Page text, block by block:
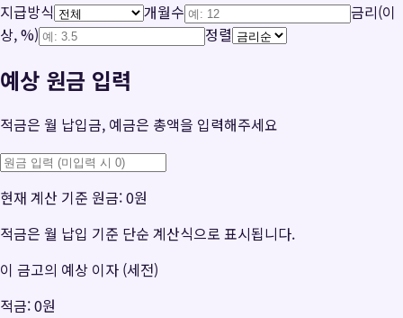
지급방식 개월수
금리(이
상, %)
정렬
예상 원금 입력
적금은 월 납입금, 예금은 총액을 입력해주세요
현재 계산 기준 원금:0원
적금은 월 납입 기준 단순 계산식으로 표시됩니다.
이 금고의 예상 이자 (세전)
적금:0원